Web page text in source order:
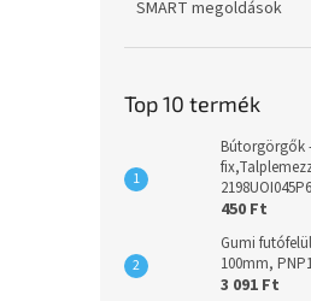
SMART megoldások
Top 10 termék
Bútorgörgők
450 Ft
Gumi
100mm,
3 091 Ft